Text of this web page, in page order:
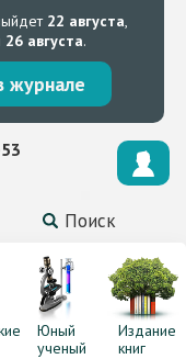
22 августа,
26 августа.
журнале
Поиск
Юный
ученый
Издание
книг